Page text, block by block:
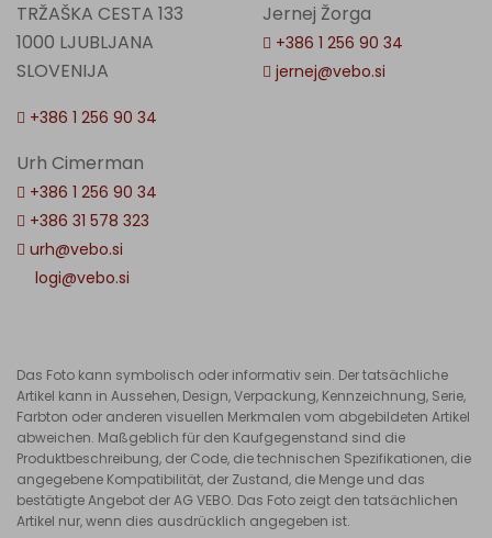
TRŽAŠKA CESTA 133
1000 LJUBLJANA
SLOVENIJA
+386 1 256 90 34
Urh Cimerman
+386 1 256 90 34
+386 31 578 323
urh@vebo.si
logi@vebo.si
Jernej Žorga
+386 1 256 90 34
jernej@vebo.si
Das Foto kann symbolisch oder informativ sein. Der tatsächliche
Artikel kann in Aussehen, Design, Verpackung, Kennzeichnung, Serie,
Farbton oder anderen visuellen Merkmalen vom abgebildeten Artikel
abweichen. Maßgeblich für den Kaufgegenstand sind die
Produktbeschreibung, der Code, die technischen Spezifikationen, die
angegebene Kompatibilität, der Zustand, die Menge und das
bestätigte Angebot der AG VEBO. Das Foto zeigt den tatsächlichen
Artikel nur, wenn dies ausdrücklich angegeben ist.